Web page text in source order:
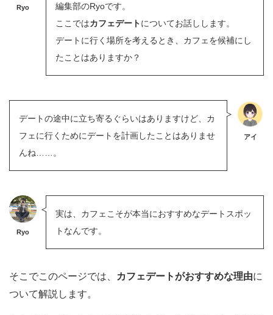
Ryo
編集部のRyoです。
ここではカフェデートについてお話しします。
デートに行く場所を考えるとき、カフェを候補にし
たことはありますか？
デートの途中に立ち寄るぐらいはありますけど、カ
フェに行くためにデートを計画したことはありませ
んね……。
アイ
Ryo
実は、カフェこそが本当におすすめなデートスポッ
トなんです。
そこでこのページでは、 カフェデートがおすすめな理由に
ついて解説します。